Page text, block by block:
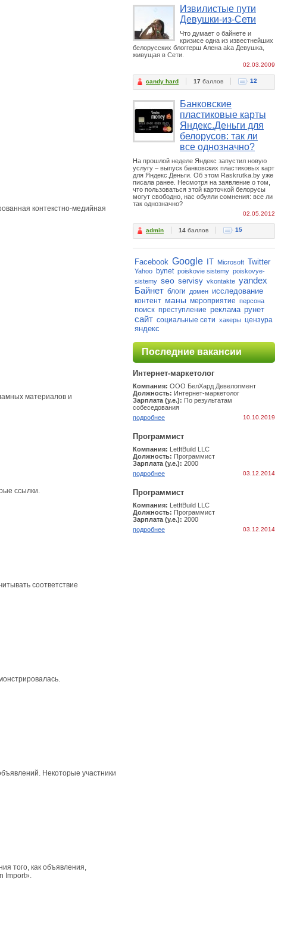
контекстно-медийная
материалов и
ссылки.
соответствие
Некоторые участники
того, как объявления,
Import».
Извилистые пути
Девушки-из-Сети
Что думает о байнете и
кризисе одна из известнейших
белорусских блоггерш Алена aka Девушка,
живущая в Сети.
02.03.2009
candy hard 17 баллов 12
Банковские
пластиковые карты
Яндекс.Деньги для
белорусов: так ли
все однозначно?
На прошлой неделе Яндекс запустил новую
услугу – выпуск банковских пластиковых карт
для Яндекс.Деньги. Об этом Raskrutka.by уже
писала ранее. Несмотря на заявление о том,
что пользоваться этой карточкой белорусы
могут свободно, нас обуяли сомнения: все ли
так однозначно?
02.05.2012
admin 14 баллов 15
Facebook Google IT Microsoft Twitter
Yahoo bynet poiskovie sistemy poiskovye-
sistemy seo servisy vkontakte yandex
Байнет блоги домен исследование
контент маны мероприятие персона
поиск преступление реклама рунет
сайт социальные сети хакеры цензура
яндекс
Последние вакансии
Интернет-маркетолог
Компания: ООО БелХард Девелопмент
Должность: Интернет-маркетолог
Зарплата (у.е.): По результатам
собеcедования
подробнее
10.10.2019
Программист
Компания: LetItBuild LLC
Должность: Программист
Зарплата (у.е.): 2000
подробнее
03.12.2014
Программист
Компания: LetItBuild LLC
Должность: Программист
Зарплата (у.е.): 2000
подробнее
03.12.2014